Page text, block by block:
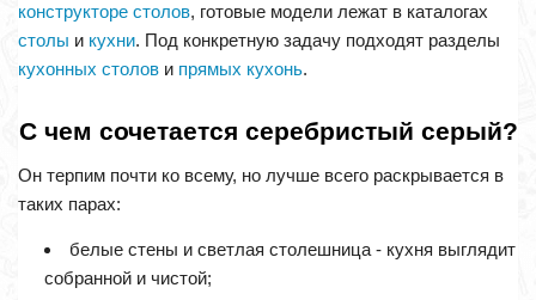
конструкторе столов, готовые модели лежат в каталогах
столы и кухни. Под конкретную задачу подходят разделы
кухонных столов и прямых кухонь.
С чем сочетается серебристый серый?
Он терпим почти ко всему, но лучше всего раскрывается в
таких парах:
белые стены и светлая столешница - кухня выглядит
собранной и чистой;